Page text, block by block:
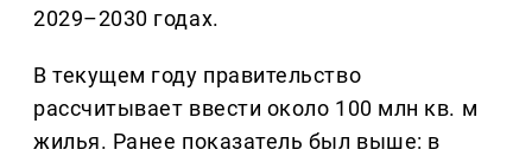
2029–2030 годах.
В текущем году правительство
рассчитывает ввести около 100 млн кв. м
жилья. Ранее показатель был выше: в